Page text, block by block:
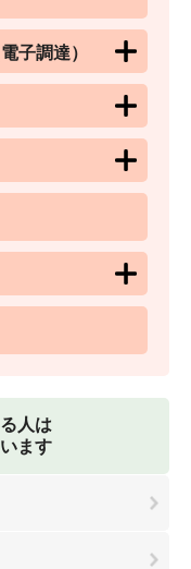
子調達）
人は
ます